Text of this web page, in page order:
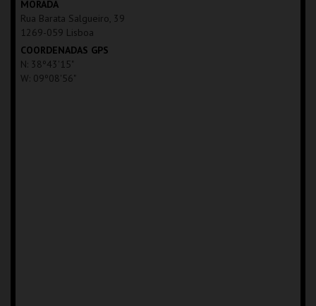
COMPRAR
MORADA
Rua Barata Salgueiro, 39
1269-059 Lisboa
COORDENADAS GPS
N: 38º43'15"
W: 09º08'56"